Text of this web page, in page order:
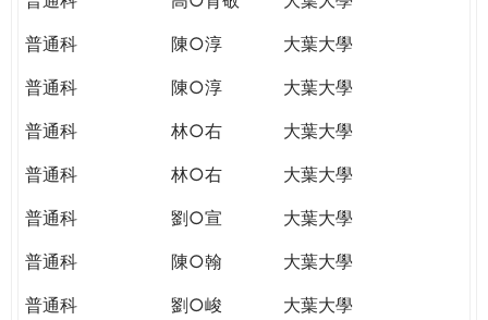
普通科
陳○淳
大葉大學
普通科
陳○淳
大葉大學
普通科
林○右
大葉大學
普通科
林○右
大葉大學
普通科
劉○宣
大葉大學
普通科
陳○翰
大葉大學
普通科
劉○峻
大葉大學